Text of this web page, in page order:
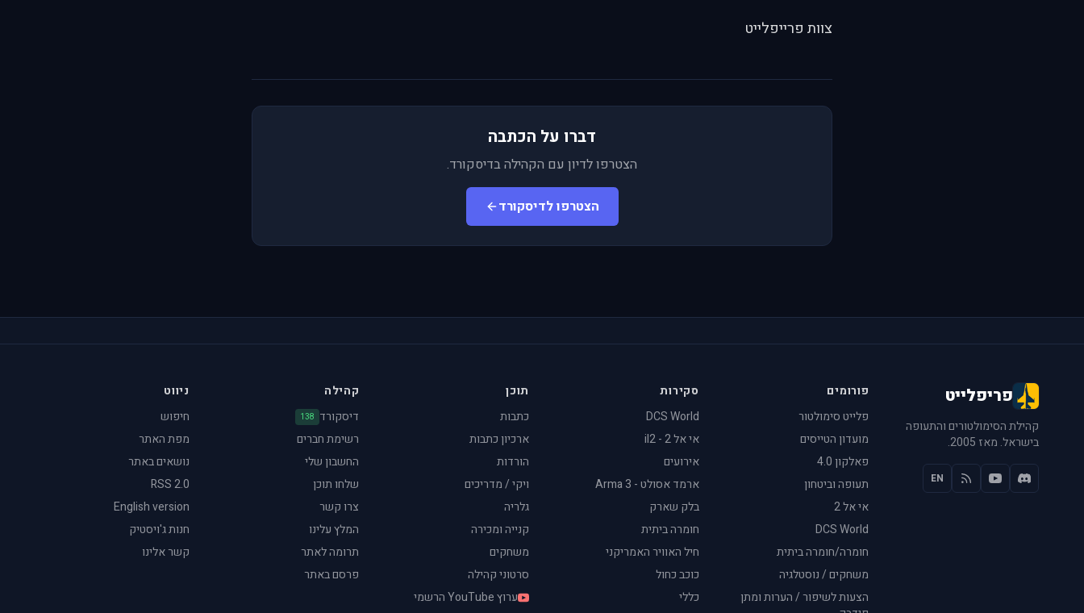
צוות פרייפלייט
דברו על הכתבה
הצטרפו לדיון עם הקהילה בדיסקורד.
הצטרפו לדיסקורד
פריפלייט
קהילת הסימולטורים והתעופה
בישראל. מאז 2005.
EN
פורומים
פלייט סימולטור
מועדון הטייסים
פאלקון 4.0
תעופה וביטחון
אי אל 2
DCS World
חומרה/חומרה ביתית
משחקים / נוסטלגיה
הצעות לשיפור / הערות ומתן
סקירות
DCS World
אי אל 2 - il2
אירועים
ארמד אסולט - Arma 3
בלק שארק
חומרה ביתית
חיל האוויר האמריקני
כוכב כחול
כללי
תוכן
כתבות
ארכיון כתבות
הורדות
ויקי / מדריכים
גלריה
קנייה ומכירה
משחקים
סרטוני קהילה
ערוץ YouTube הרשמי
קהילה
דיסקורד 138
רשימת חברים
החשבון שלי
שלחו תוכן
צרו קשר
המלץ עלינו
תרומה לאתר
פרסם באתר
ניווט
חיפוש
מפת האתר
נושאים באתר
RSS 2.0
English version
חנות ג'ויסטיק
קשר אלינו